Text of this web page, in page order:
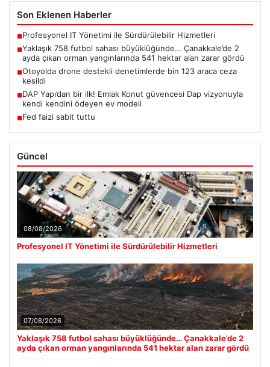
Son Eklenen Haberler
■Profesyonel IT Yönetimi ile Sürdürülebilir Hizmetleri
■Yaklaşık 758 futbol sahası büyüklüğünde… Çanakkale’de 2
ayda çıkan orman yangınlarında 541 hektar alan zarar gördü
■Otoyolda drone destekli denetimlerde bin 123 araca ceza
kesildi
■DAP Yapı’dan bir ilk! Emlak Konut güvencesi Dap vizyonuyla
kendi kendini ödeyen ev modeli
■Fed faizi sabit tuttu
Güncel
08/08/2026
Profesyonel IT Yönetimi ile Sürdürülebilir Hizmetleri
07/08/2026
Yaklaşık 758 futbol sahası büyüklüğünde… Çanakkale’de 2
ayda çıkan orman yangınlarında 541 hektar alan zarar gördü